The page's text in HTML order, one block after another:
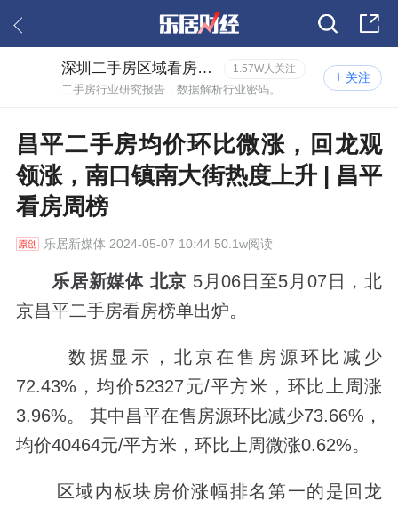
关注
深圳二手房区域看房报告 1.57W人关注
二手房行业研究报告，数据解析行业密码。
昌平二手房均价环比微涨，回龙观
领涨，南口镇南大街热度上升 | 昌平
看房周榜
乐居新媒体 2024-05-07 10:44 50.1w阅读
乐居新媒体 北京 5月06日至5月07日，北
京昌平二手房看房榜单出炉。
数据显示，北京在售房源环比减少
72.43%，均价52327元/平方米，环比上周涨
3.96%。 其中昌平在售房源环比减少73.66%，
均价40464元/平方米，环比上周微涨0.62%。
区域内板块房价涨幅排名第一的是回龙